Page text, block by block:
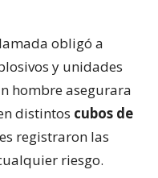
obligó a
y unidades
hombre asegurara
distintos cubos de
registraron las
riesgo.